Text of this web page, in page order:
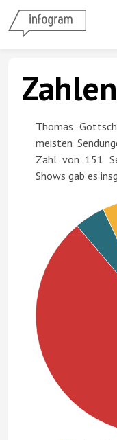
Thomas
meisten
Zahl von 151
Shows gab es